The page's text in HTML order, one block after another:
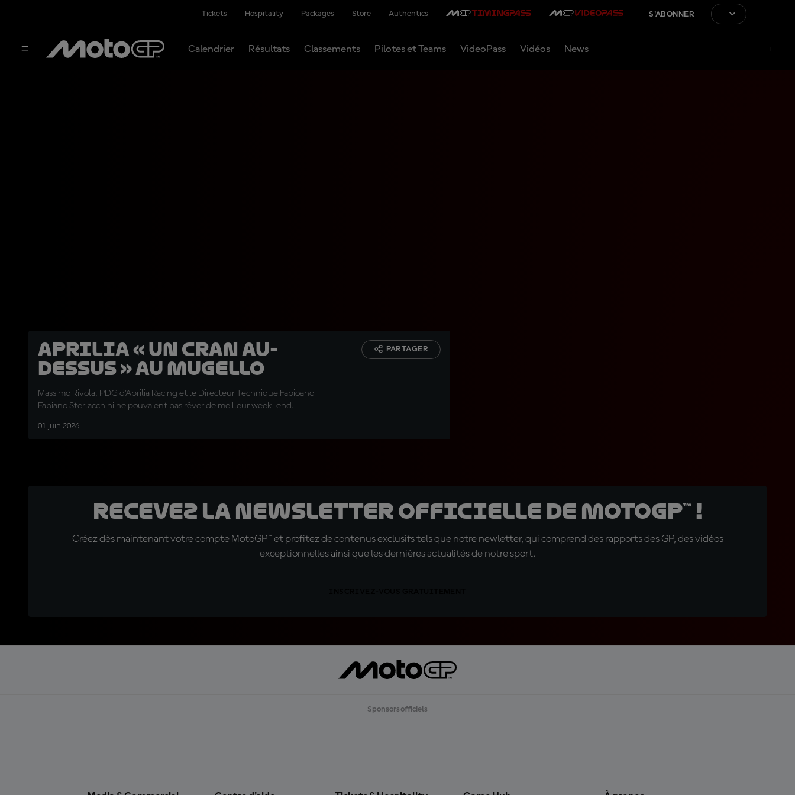
Tickets Hospitality Packages Store Authentics S'ABONNER
Calendrier Résultats Classements Pilotes et Teams VideoPass Vidéos News
Aprilia « un cran au-
dessus » au Mugello
Massimo Rivola, PDG d'Aprilia Racing et le Directeur Technique Fabioano
Fabiano Sterlacchini ne pouvaient pas rêver de meilleur week-end.
01 juin 2026
PARTAGER
Recevez la Newsletter officielle de MotoGP™ !
Créez dès maintenant votre compte MotoGP™ et profitez de contenus exclusifs tels que notre newletter, qui comprend des rapports des GP, des vidéos
exceptionnelles ainsi que les dernières actualités de notre sport.
Sponsors officiels